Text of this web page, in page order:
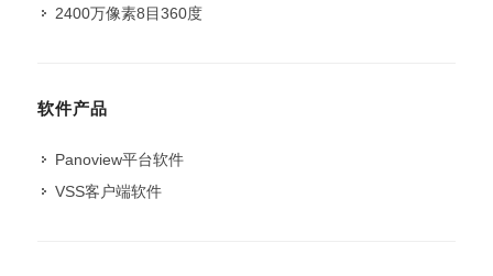
2400万像素8目360度
软件产品
Panoview平台软件
VSS客户端软件